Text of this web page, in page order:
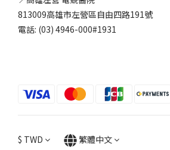
813009高雄市左營區自由四路191號
電話: (03) 4946-000#1931
$ TWD 繁體中文